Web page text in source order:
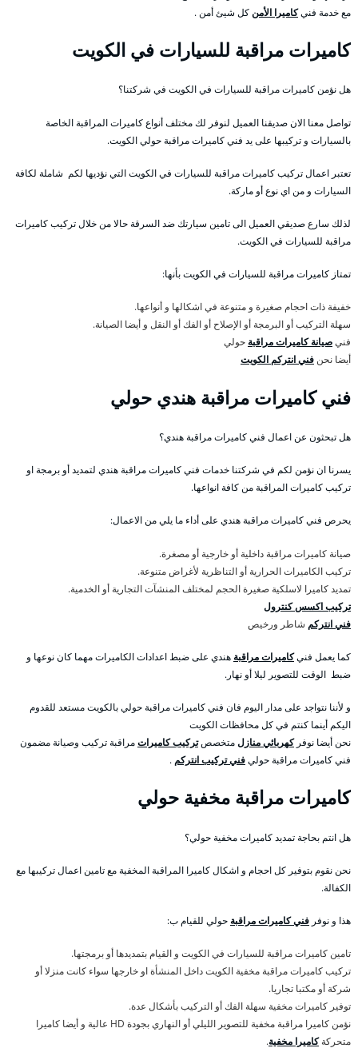
مع خدمة فنيكاميرا الأمنكل شيئ أمن .
كاميرات مراقبة للسيارات في الكويت
هل نؤمن كاميرات مراقبة للسيارات في الكويت في شركتنا؟
تواصل معنا الان صديقنا العميل لنوفر لك مختلف أنواع كاميرات المراقبة الخاصة
بالسيارات و تركيبها على يد فني كاميرات مراقبة حولي الكويت.
تعتبر اعمال تركيب كاميرات مراقبة للسيارات في الكويت التي نؤديها لكم شاملة لكافة
السيارات و من اي نوع أو ماركة.
لذلك سارع صديقي العميل الى تامين سيارتك ضد السرقة حالا من خلال تركيب كاميرات
مراقبة للسيارات في الكويت.
تمتاز كاميرات مراقبة للسيارات في الكويت بأنها:
خفيفة ذات احجام صغيرة و متنوعة في اشكالها و أنواعها.
سهلة التركيب أو البرمجة أو الإصلاح أو الفك أو النقل و أيضا الصيانة.
فنيصيانة كاميرات مراقبة حولي
أيضا نحن فني انتركم الكويت
فني كاميرات مراقبة هندي حولي
هل تبحثون عن اعمال فني كاميرات مراقبة هندي؟
يسرنا ان نؤمن لكم في شركتنا خدمات فني كاميرات مراقبة هندي لتمديد أو برمجة او
تركيب كاميرات المراقبة من كافة انواعها.
يحرص فني كاميرات مراقبة هندي على أداء ما يلي من الاعمال:
صيانة كاميرات مراقبة داخلية أو خارجية أو مصغرة.
تركيب الكاميرات الحرارية أو التناظرية لأغراض متنوعة.
تمديد كاميرا لاسلكية صغيرة الحجم لمختلف المنشآت التجارية أو الخدمية.
تركيب اكسس كنترول
فني انتركم شاطر ورخيص
كما يعمل فنيكاميرات مراقبة هندي على ضبط اعدادات الكاميرات مهما كان نوعها و
ضبط الوقت للتصوير ليلا أو نهار.
و لأننا نتواجد على مدار اليوم فان فني كاميرات مراقبة حولي بالكويت مستعد للقدوم
اليكم أينما كنتم في كل محافظات الكويت
نحن أيضا نوفركهربائي منازلمتخصصتركيب كاميراتمراقبة تركيب وصيانة مضمون
فني كاميرات مراقبة حوليفني تركيب انتركم .
كاميرات مراقبة مخفية حولي
هل انتم بحاجة تمديد كاميرات مخفية حولي؟
نحن نقوم بتوفير كل احجام و اشكال كاميرا المراقبة المخفية مع تامين اعمال تركيبها مع
الكفالة.
هذا و نوفر فني كاميرات مراقبة حولي للقيام ب:
تامين كاميرات مراقبة للسيارات في الكويت و القيام بتمديدها أو برمجتها.
تركيب كاميرات مراقبة مخفية الكويت داخل المنشأة او خارجها سواء كانت منزلا أو
شركة أو مكتبا تجاريا.
توفير كاميرات مخفية سهلة الفك أو التركيب بأشكال عدة.
نؤمن كاميرا مراقبة مخفية للتصوير الليلي أو النهاري بجودة HD عالية و أيضا كاميرا
متحركةكاميرا مخفية.